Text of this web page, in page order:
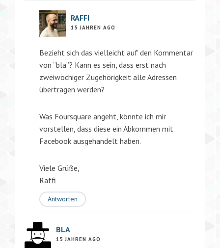
RAFFI
15 JAHREN AGO
Bezieht sich das vielleicht auf den Kommentar
von “bla”? Kann es sein, dass erst nach
zweiwöchiger Zugehörigkeit alle Adressen
übertragen werden?
Was Foursquare angeht, könnte ich mir
vorstellen, dass diese ein Abkommen mit
Facebook ausgehandelt haben.
Viele Grüße,
Raffi
Antworten
BLA
15 JAHREN AGO